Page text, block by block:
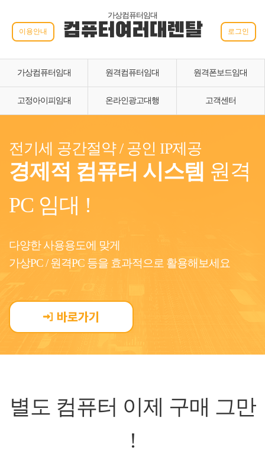
가상컴퓨터임대
컴퓨터여러대렌탈
이용안내 로그인
가상컴퓨터임대 원격컴퓨터임대 원격폰보드임대
고정아이피임대 온라인광고대행 고객센터
전기세 공간절약 / 공인 IP제공
경제적 컴퓨터 시스템 원격
PC 임대 !
다양한 사용용도에 맞게
가상PC / 원격PC 등을 효과적으로 활용해보세요
별도 컴퓨터 이제 구매 그만
!